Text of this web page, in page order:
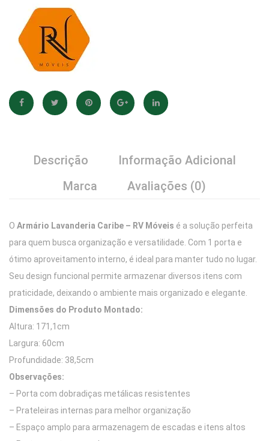
Descrição
Informação Adicional
Marca
Avaliações (0)
O Armário Lavanderia Caribe – RV Móveis é a solução perfeita
para quem busca organização e versatilidade. Com 1 porta e
ótimo aproveitamento interno, é ideal para manter tudo no lugar.
Seu design funcional permite armazenar diversos itens com
praticidade, deixando o ambiente mais organizado e elegante.
Dimensões do Produto Montado:
Altura: 171,1cm
Largura: 60cm
Profundidade: 38,5cm
Observações:
– Porta com dobradiças metálicas resistentes
– Prateleiras internas para melhor organização
– Espaço amplo para armazenagem de escadas e itens altos